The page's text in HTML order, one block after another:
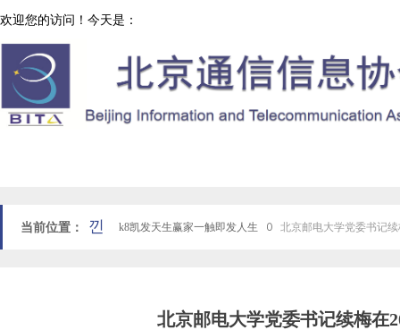
欢迎您的访问！今天是：
当前位置： k8凯发天生赢家一触即发人生 ꄲ 北京邮电大学党委书记
낀
北京邮电大学党委书记续梅在